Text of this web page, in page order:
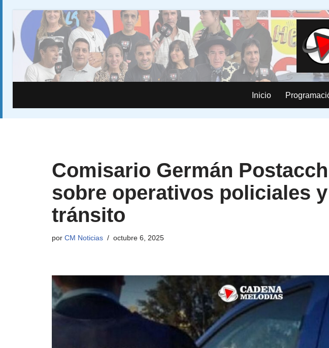
Saltar
al
contenido
Inicio
Comisario Germán
sobre operativos policiales
tránsito
por CM Noticias octubre 6, 2025